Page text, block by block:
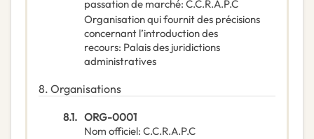
passation de marché: C.C.R.A.P.C
Organisation qui fournit des précisions
concernant l’introduction des
recours: Palais des juridictions
administratives
8. Organisations
8.1. ORG-0001
Nom officiel: C.C.R.A.P.C